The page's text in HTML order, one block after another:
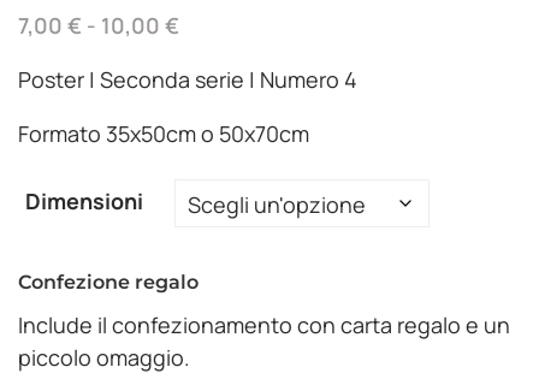
7,00 € - 10,00 €
Poster | Seconda serie | Numero 4
Formato 35x50cm o 50x70cm
Dimensioni
Confezione regalo
Include il confezionamento con carta regalo e un
piccolo omaggio.